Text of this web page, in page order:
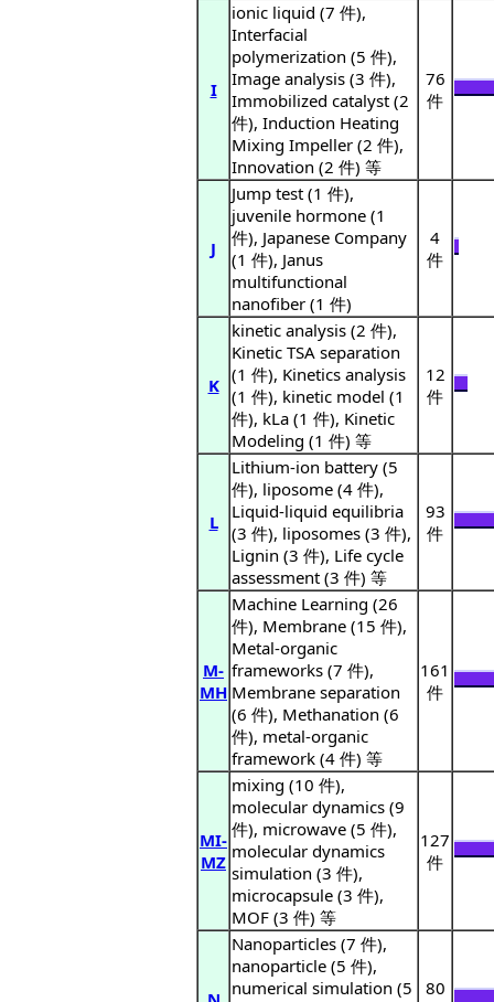
I
ionic liquid (7 件),
Interfacial
polymerization (5 件),
Image analysis (3 件),
Immobilized catalyst (2
件), Induction Heating
Mixing Impeller (2 件),
Innovation (2 件) 等
76
件
J
Jump test (1 件),
juvenile hormone (1
件), Japanese Company
(1 件), Janus
multifunctional
nanofiber (1 件)
4
件
K
kinetic analysis (2 件),
Kinetic TSA separation
(1 件), Kinetics analysis
(1 件), kinetic model (1
件), kLa (1 件), Kinetic
Modeling (1 件) 等
12
件
L
Lithium-ion battery (5
件), liposome (4 件),
Liquid-liquid equilibria
(3 件), liposomes (3 件),
Lignin (3 件), Life cycle
assessment (3 件) 等
93
件
M-
MH
Machine Learning (26
件), Membrane (15 件),
Metal-organic
frameworks (7 件),
Membrane separation
(6 件), Methanation (6
件), metal-organic
framework (4 件) 等
161
件
MI-
MZ
mixing (10 件),
molecular dynamics (9
件), microwave (5 件),
molecular dynamics
simulation (3 件),
microcapsule (3 件),
MOF (3 件) 等
127
件
Nanoparticles (7 件),
nanoparticle (5 件),
numerical simulation (5
80